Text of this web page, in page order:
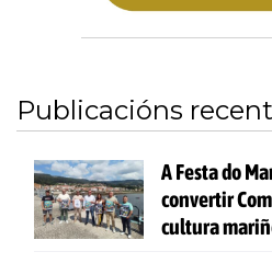
Publicacións
A Festa do
convertir
cultura